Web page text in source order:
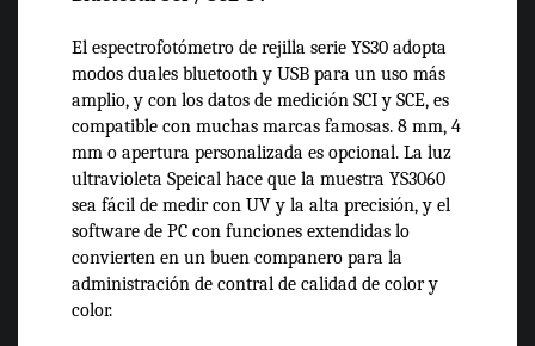
El espectrofotómetro de rejilla serie YS30 adopta
modos duales bluetooth y USB para un uso más
amplio, y con los datos de medición SCI y SCE, es
compatible con muchas marcas famosas. 8 mm, 4
mm o apertura personalizada es opcional. La luz
ultravioleta Speical hace que la muestra YS3060
sea fácil de medir con UV y la alta precisión, y el
software de PC con funciones extendidas lo
convierten en un buen companero para la
administración de contral de calidad de color y
color.